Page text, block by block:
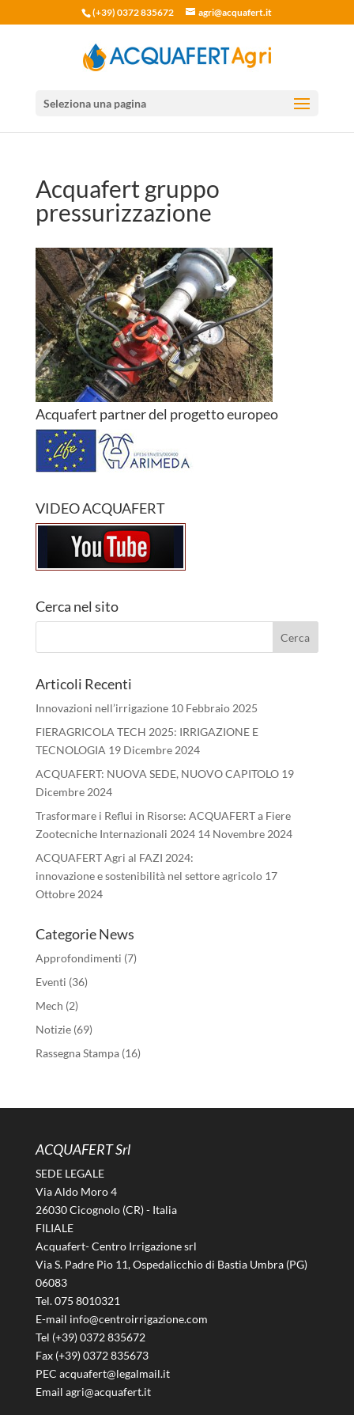
(+39) 0372 835672 agri@acquafert.it
Seleziona una pagina
Acquafert gruppo
pressurizzazione
Acquafert partner del progetto europeo
VIDEO ACQUAFERT
Cerca nel sito
Articoli Recenti
Innovazioni nell’irrigazione 10 Febbraio 2025
FIERAGRICOLA TECH 2025: IRRIGAZIONE E
TECNOLOGIA 19 Dicembre 2024
ACQUAFERT: NUOVA SEDE, NUOVO CAPITOLO 19
Dicembre 2024
Trasformare i Reflui in Risorse: ACQUAFERT a Fiere
Zootecniche Internazionali 2024 14 Novembre 2024
ACQUAFERT Agri al FAZI 2024:
innovazione e sostenibilità nel settore agricolo 17
Ottobre 2024
Categorie News
Approfondimenti (7)
Eventi (36)
Mech (2)
Notizie(69)
Rassegna Stampa(16)
ACQUAFERT Srl
SEDE LEGALE
Via Aldo Moro 4
26030 Cicognolo (CR) - Italia
FILIALE
Acquafert- Centro Irrigazione srl
Via S. Padre Pio 11, Ospedalicchio di Bastia Umbra (PG)
06083
Tel. 075 8010321
E-mail info@centroirrigazione.com
Tel (+39) 0372 835672
Fax (+39) 0372 835673
PEC acquafert@legalmail.it
Email agri@acquafert.it